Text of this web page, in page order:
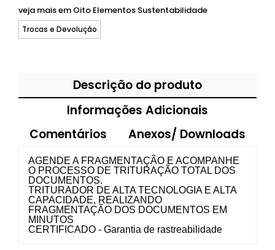
veja mais em Oito Elementos Sustentabilidade
Trocas e Devolução
Descrição do produto
Informações Adicionais
Comentários
Anexos/ Downloads
AGENDE A FRAGMENTAÇÃO E ACOMPANHE
O PROCESSO DE TRITURAÇÃO TOTAL DOS
DOCUMENTOS.
TRITURADOR DE ALTA TECNOLOGIA E ALTA
CAPACIDADE, REALIZANDO
FRAGMENTAÇÃO DOS DOCUMENTOS EM
MINUTOS
CERTIFICADO - Garantia de rastreabilidade